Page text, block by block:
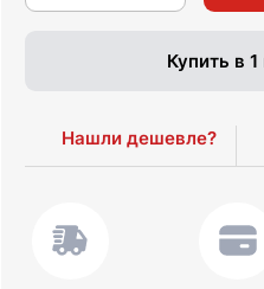
Купить в 1
Нашли дешевле?